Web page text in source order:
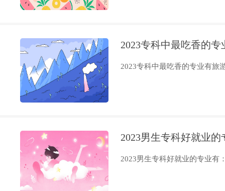
2023专科中最吃香的
2023专科中最吃香的专业有旅
2023男生专科好就业
2023男生专科好就业的专业有